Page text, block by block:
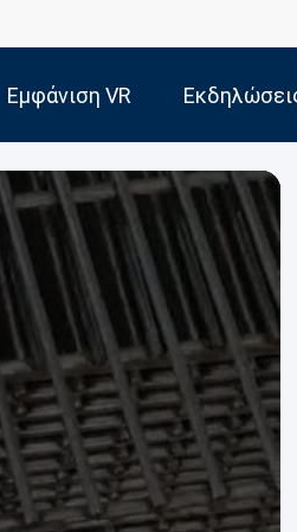
Εμφάνιση VR